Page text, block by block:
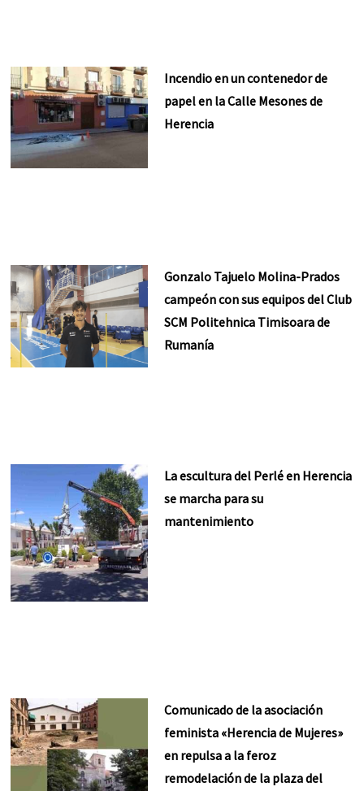
Incendio en un contenedor de
papel en la Calle Mesones de
Herencia
Gonzalo Tajuelo Molina-Prados
campeón con sus equipos del Club
SCM Politehnica Timisoara de
Rumanía
La escultura del Perlé en Herencia
se marcha para su
mantenimiento
Comunicado de la asociación
feminista «Herencia de Mujeres»
en repulsa a la feroz
remodelación de la plaza del